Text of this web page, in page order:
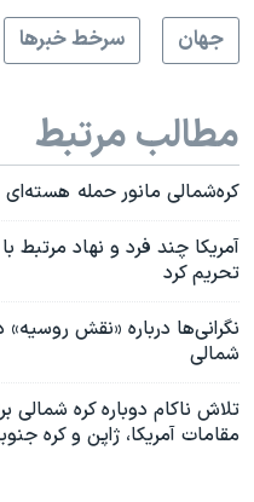
جهان
سرخط خبرها
مطالب مرتبط
کره‌شمالی مانور حمله هسته‌ای
آمریکا چند فرد و نهاد مرتبط
تحریم کرد
نگرانی‌ها درباره «نقش
شمالی
تلاش ناکام دوباره کره شمالی
مقامات آمریکا، ژاپن و کره